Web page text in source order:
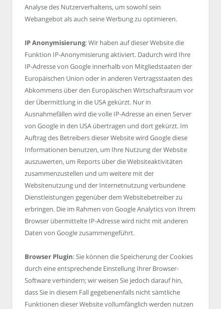
Analyse des Nutzerverhaltens, um sowohl sein
Webangebot als auch seine Werbung zu optimieren.
IP Anonymisierung: Wir haben auf dieser Website die
Funktion IP-Anonymisierung aktiviert. Dadurch wird Ihre
IP-Adresse von Google innerhalb von Mitgliedstaaten der
Europäischen Union oder in anderen Vertragsstaaten des
Abkommens über den Europäischen Wirtschaftsraum vor
der Übermittlung in die USA gekürzt. Nur in
Ausnahmefällen wird die volle IP-Adresse an einen Server
von Google in den USA übertragen und dort gekürzt. Im
Auftrag des Betreibers dieser Website wird Google diese
Informationen benutzen, um Ihre Nutzung der Website
auszuwerten, um Reports über die Websiteaktivitäten
zusammenzustellen und um weitere mit der
Websitenutzung und der Internetnutzung verbundene
Dienstleistungen gegenüber dem Websitebetreiber zu
erbringen. Die im Rahmen von Google Analytics von Ihrem
Browser übermittelte IP-Adresse wird nicht mit anderen
Daten von Google zusammengeführt.
Browser Plugin: Sie können die Speicherung der Cookies
durch eine entsprechende Einstellung Ihrer Browser-
Software verhindern; wir weisen Sie jedoch darauf hin,
dass Sie in diesem Fall gegebenenfalls nicht sämtliche
Funktionen dieser Website vollumfänglich werden nutzen